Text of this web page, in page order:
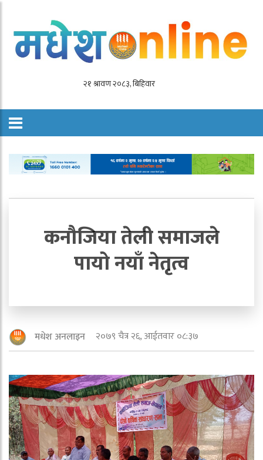
कनौजिया तेली समाजले
पायो नयाँ नेतृत्व
मधेश अनलाइन २०७९ चैत्र २६, आईतवार ०८:३७